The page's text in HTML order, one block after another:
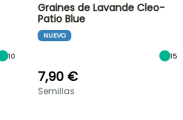
10
Graines de Lavande Cleo-
Patio Blue
NUEVO
15
7,90 €
Semillas